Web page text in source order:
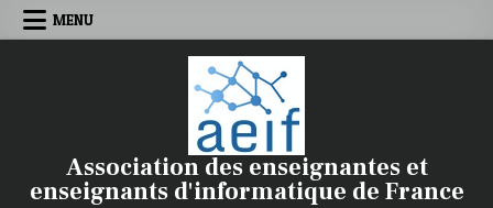
Skip
MENU
Association des enseignantes et
enseignants d'informatique de France